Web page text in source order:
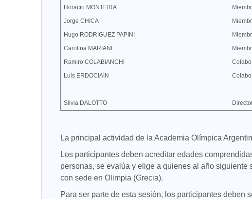
Horacio MONTEIRA
Jorge CHICA
Hugo RODRÍGUEZ PAPINI
Carolina MARIANI
Ramiro COLABIANCHI
Luis ERDOCIAÍN
Silvia DALOTTO
La principal actividad de la Academia Olímpica
Los participantes deben acreditar edades
personas, se evalúa y elige a quienes al año
con sede en Olimpia (Grecia).
Para ser parte de esta sesión, los participantes